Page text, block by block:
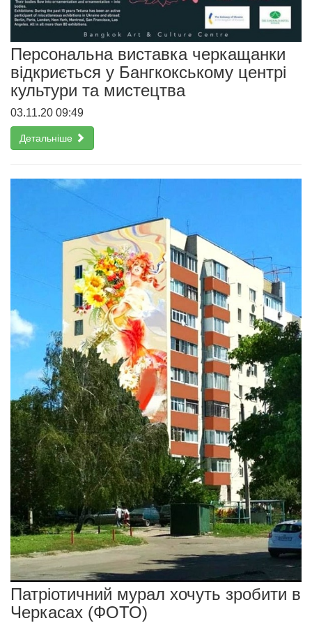
Персональна виставка черкащанки
відкриється у Бангкокському центрі
культури та мистецтва
03.11.20 09:49
Детальніше
Патріотичний мурал хочуть зробити в
Черкасах (ФОТО)